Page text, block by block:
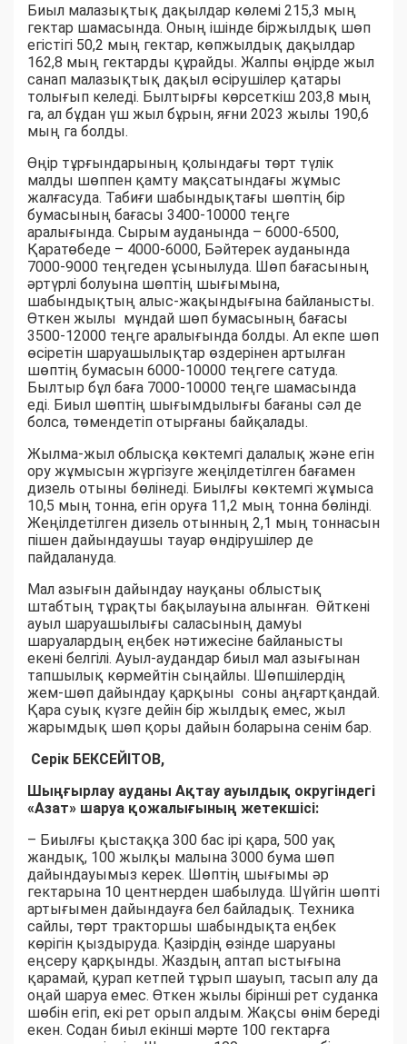
Биыл малазықтық дақылдар көлемі 215,3 мың
гектар шамасында. Оның ішінде біржылдық шөп
егістігі 50,2 мың гектар, көпжылдық дақылдар
162,8 мың гектарды құрайды. Жалпы өңірде жыл
санап малазықтық дақыл өсірушілер қатары
толығып келеді. Былтырғы көрсеткіш 203,8 мың
га, ал бұдан үш жыл бұрын, яғни 2023 жылы 190,6
мың га болды.
Өңір тұрғындарының қолындағы төрт түлік
малды шөппен қамту мақсатындағы жұмыс
жалғасуда. Табиғи шабындықтағы шөптің бір
бумасының бағасы 3400-10000 теңге
аралығында. Сырым ауданында – 6000-6500,
Қаратөбеде – 4000-6000, Бәйтерек ауданында
7000-9000 теңгеден ұсынылуда. Шөп бағасының
әртүрлі болуына шөптің шығымына,
шабындықтың алыс-жақындығына байланысты.
Өткен жылы мұндай шөп бумасының бағасы
3500-12000 теңге аралығында болды. Ал екпе шөп
өсіретін шаруашылықтар өздерінен артылған
шөптің бумасын 6000-10000 теңгеге сатуда.
Былтыр бұл баға 7000-10000 теңге шамасында
еді. Биыл шөптің шығымдылығы бағаны сәл де
болса, төмендетіп отырғаны байқалады.
Жылма-жыл облысқа көктемгі далалық және егін
ору жұмысын жүргізуге жеңілдетілген бағамен
дизель отыны бөлінеді. Биылғы көктемгі жұмыса
10,5 мың тонна, егін оруға 11,2 мың тонна бөлінді.
Жеңілдетілген дизель отынның 2,1 мың тоннасын
пішен дайындаушы тауар өндірушілер де
пайдалануда.
Мал азығын дайындау науқаны облыстық
штабтың тұрақты бақылауына алынған. Өйткені
ауыл шаруашылығы саласының дамуы
шаруалардың еңбек нәтижесіне байланысты
екені белгілі. Ауыл-аудандар биыл мал азығынан
тапшылық көрмейтін сыңайлы. Шөпшілердің
жем-шөп дайындау қарқыны соны аңғартқандай.
Қара суық күзге дейін бір жылдық емес, жыл
жарымдық шөп қоры дайын боларына сенім бар.
Серік БЕКСЕЙІТОВ,
Шыңғырлау ауданы Ақтау ауылдық округіндегі
«Азат» шаруа қожалығының жетекшісі:
– Биылғы қыстаққа 300 бас ірі қара, 500 уақ
жандық, 100 жылқы малына 3000 бума шөп
дайындауымыз керек. Шөптің шығымы әр
гектарына 10 центнерден шабылуда. Шүйгін шөпті
артығымен дайындауға бел байладық. Техника
сайлы, төрт тракторшы шабындықта еңбек
көрігін қыздыруда. Қазірдің өзінде шаруаны
еңсеру қарқынды. Жаздың аптап ыстығына
қарамай, қурап кетпей тұрып шауып, тасып алу да
оңай шаруа емес. Өткен жылы бірінші рет суданка
шөбін егіп, екі рет орып алдым. Жақсы өнім береді
екен. Содан биыл екінші мәрте 100 гектарға